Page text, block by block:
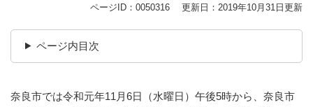
ページID：0050316 更新日：2019年10月31日更新
ページ内目次
奈良市では令和元年11月6日（水曜日）午後5時から、奈良市